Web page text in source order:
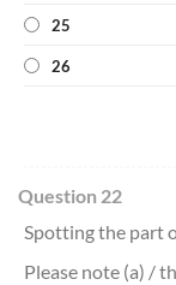
25
26
Question 22
Spotting the part
Please note (a) /